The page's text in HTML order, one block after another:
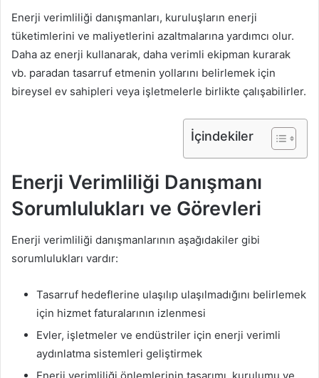
Enerji verimliliği danışmanları, kuruluşların enerji
tüketimlerini ve maliyetlerini azaltmalarına yardımcı olur.
Daha az enerji kullanarak, daha verimli ekipman kurarak
vb. paradan tasarruf etmenin yollarını belirlemek için
bireysel ev sahipleri veya işletmelerle birlikte çalışabilirler.
İçindekiler
Enerji Verimliliği Danışmanı
Sorumlulukları ve Görevleri
Enerji verimliliği danışmanlarının aşağıdakiler gibi
sorumlulukları vardır:
Tasarruf hedeflerine ulaşılıp ulaşılmadığını belirlemek
için hizmet faturalarının izlenmesi
Evler, işletmeler ve endüstriler için enerji verimli
aydınlatma sistemleri geliştirmek